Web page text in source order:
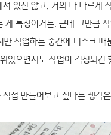
져 있진 않고, 거의 다 다르게
게 특징이거든. 근데 그만큼
만 작업하는 중간에 디스크 때
있으면서도 작업이 걱정되긴
직접 만들어보고 싶다는 생각